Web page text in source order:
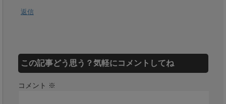
返信
この記事どう思う？気軽にコメントしてね
コメント ※